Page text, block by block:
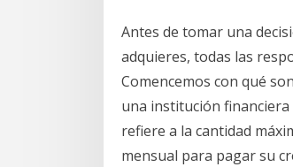
Antes de tomar una
adquieres, todas las
Comencemos con qué
una institución
refiere a la cantidad
mensual para pagar su